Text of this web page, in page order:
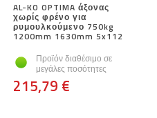
AL-KO OPTIMA άξονας
χωρίς φρένο για
ρυμουλκούμενο 750kg
1200mm 1630mm 5x112
Προϊόν διαθέσιμο σε
μεγάλες ποσότητες
215,79 €